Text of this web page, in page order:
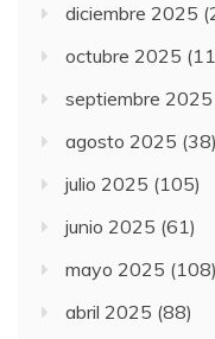
diciembre 2025
octubre 2025
septiembre 2025
agosto 2025 (38)
julio 2025 (105)
junio 2025 (61)
mayo 2025 (108)
abril 2025 (88)